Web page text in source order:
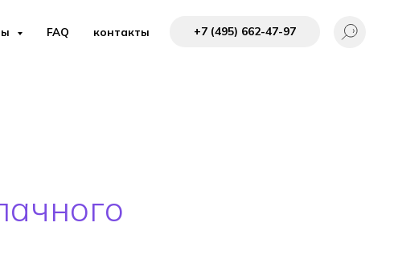
FAQ контакты +7 (495) 662-4 7-97